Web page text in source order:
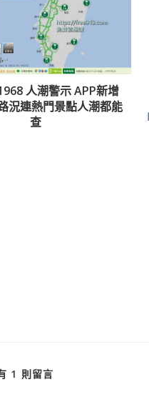
人潮警示 APP新增
況連熱門景點人潮都能
查
1 則留言